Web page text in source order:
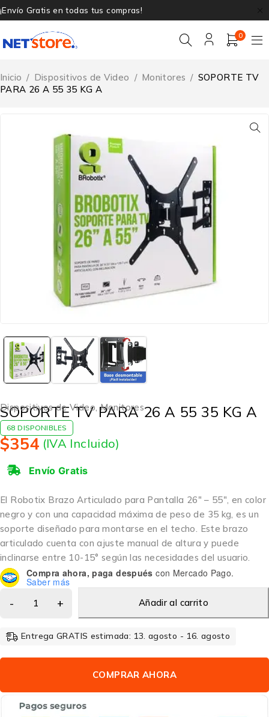
¡Envío Gratis en todas tus compras!
0
Inicio / Dispositivos de Video / Monitores / SOPORTE TV
PARA 26 A 55 35 KG A
Dispositivos de Video,Monitores
SOPORTE TV PARA 26 A 55 35 KG A
68 DISPONIBLES
$354 (IVA Incluido)
Envío Gratis
El Robotix Brazo Articulado para Pantalla 26″ – 55″, en color
negro y con una capacidad máxima de peso de 35 kg, es un
soporte diseñado para montarse en el techo. Este brazo
articulado cuenta con ajuste manual de altura y puede
inclinarse entre 10-15° según las necesidades del usuario.
Compra ahora, paga después con Mercado Pago.
Saber más
Añadir al carrito
Entrega GRATIS estimada: 13. agosto - 16. agosto
COMPRAR AHORA